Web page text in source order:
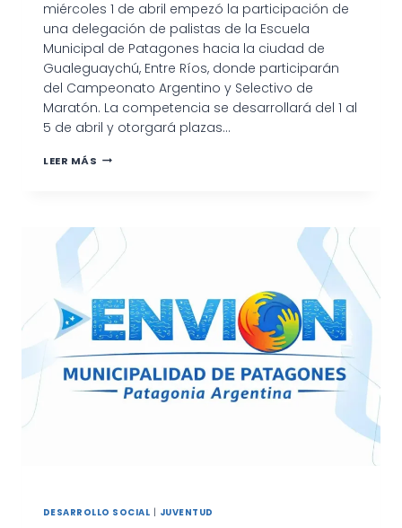
miércoles 1 de abril empezó la participación de
una delegación de palistas de la Escuela
Municipal de Patagones hacia la ciudad de
Gualeguaychú, Entre Ríos, donde participarán
del Campeonato Argentino y Selectivo de
Maratón. La competencia se desarrollará del 1 al
5 de abril y otorgará plazas…
LEER MÁS DELEGACIÓN
CAMPEONATO
ARGENTINO
EN
GUALEGUAYCHÚ
DESARROLLO SOCIAL JUVENTUD